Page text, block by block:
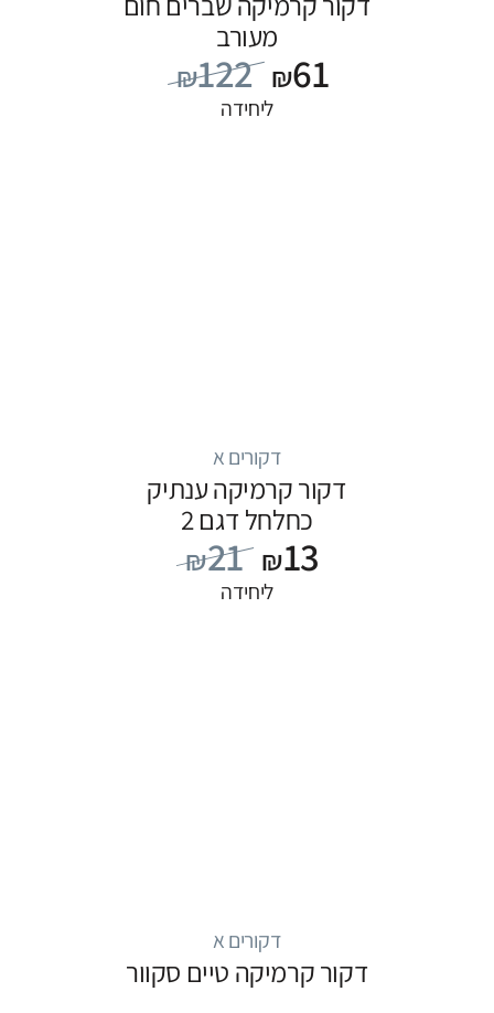
מעורב
₪122 ₪61
ליחידה
דקורים א
דקור קרמיקה ענתיק
כחלחל דגם 2
₪21 ₪13
ליחידה
דקורים א
דקור קרמיקה טיים סקוור